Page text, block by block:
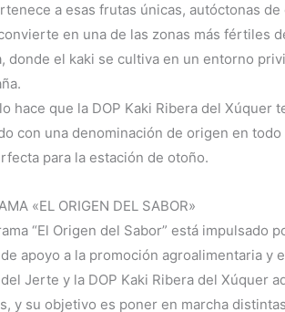
a esas frutas únicas, autóctonas de
en una de las zonas más fértiles
donde el kaki se cultiva en un entorno
hace que la DOP Kaki Ribera del Xúquer
con una denominación de origen en
para la estación de otoño.
«EL ORIGEN DEL SABOR»
“El Origen del Sabor” está impulsado
apoyo a la promoción agroalimentaria y
Jerte y la DOP Kaki Ribera del Xúquer
y su objetivo es poner en marcha